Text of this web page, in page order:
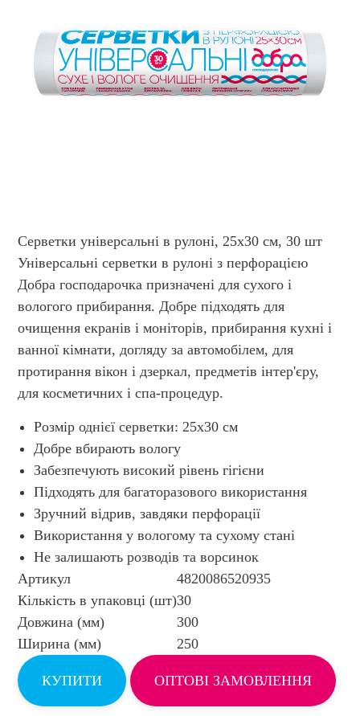
Серветки універсальні в рулоні, 25х30 см, 30 шт
Універсальні серветки в рулоні з перфорацією
Добра господарочка призначені для сухого і
вологого прибирання. Добре підходять для
очищення екранів і моніторів, прибирання кухні і
ванної кімнати, догляду за автомобілем, для
протирання вікон і дзеркал, предметів інтер'єру,
для косметичних і спа-процедур.
Розмір однієї серветки: 25х30 см
Добре вбирають вологу
Забезпечують високий рівень гігієни
Підходять для багаторазового використання
Зручний відрив, завдяки перфорації
Використання у вологому та сухому стані
Не залишають розводів та ворсинок
Артикул
4820086520935
Кількість в упаковці (шт)30
Довжина (мм)
300
Ширина (мм)
250
КУПИТИ ОПТОВІ ЗАМОВЛЕННЯ